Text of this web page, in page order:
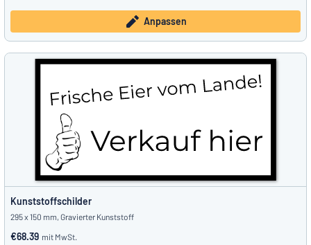
Anpassen
Kunststoffschilder
295 x 150 mm, Gravierter Kunststoff
€68.39 mit MwSt.